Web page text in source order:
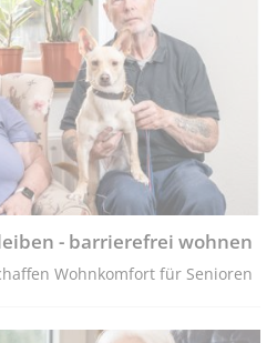
- barrierefrei wohnen
Wohnkomfort für Senioren